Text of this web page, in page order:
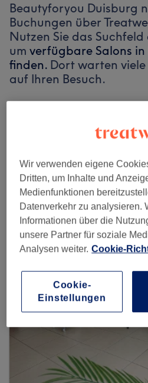
Beautyforyou Duisburg
Buchungen über
Nutzen Sie das
um verfügbare Salons
finden. Dort warten viele
auf Ihren Besuch.
Finde die besten
Auf
Wir verwenden eigene
Dritten, um Inhalte und
Medienfunktionen
Datenverkehr zu analysieren.
Informationen über die
unsere Partner für soziale
Analysen weiter. Cookie-
Cookie-
Einstellungen